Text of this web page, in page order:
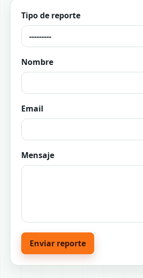
Tipo de reporte
Nombre
Email
Mensaje
Enviar reporte